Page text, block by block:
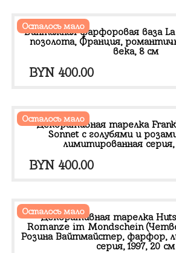
Осталось мало
Винтажная фарфоровая ваза
позолота, Франция,
века, 8 см
BYN 400.00
Осталось мало
Декоративная тарелка
Sonnet с голубями и
лимитированная серия,
BYN 400.00
Осталось мало
Декоративная тарелка
Romanze im Mondschein
Розина Вайтмайстер, фарфор,
серия, 1997, 20 см